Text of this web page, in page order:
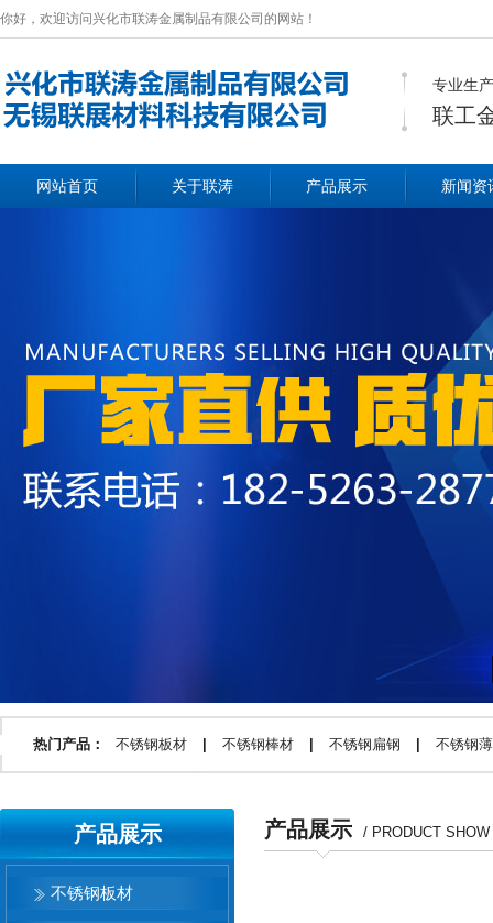
你好，欢迎访问兴化市联涛金属制品有限公司的网站！
专业生
联工
网站首页 关于联涛 产品展示 新闻资
热门产品： 不锈钢板材 不锈钢棒材 不锈钢扁钢 不锈钢
产品展示
不锈钢板材
产品展示 / PRODUCT SHOW​